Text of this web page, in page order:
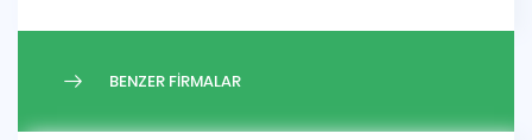
BENZER FİRMALAR